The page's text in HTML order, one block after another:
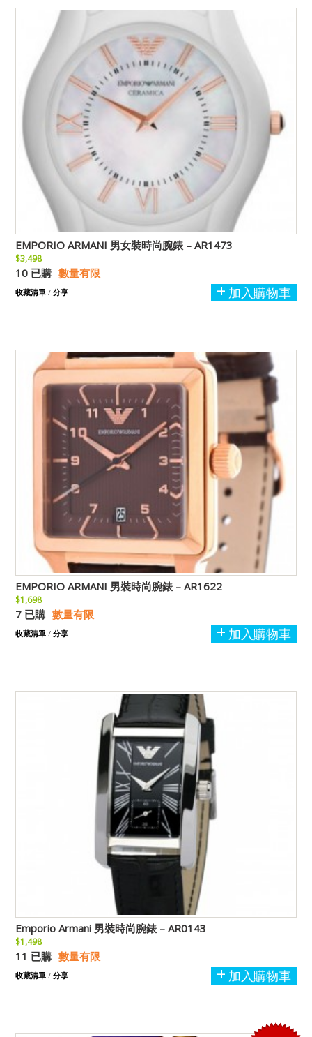
EMPORIO ARMANI 男女裝時尚腕錶 – AR1473
$3,498
10 已購 數量有限
加入購物車
收藏清單 / 分享
EMPORIO ARMANI 男裝時尚腕錶 – AR1622
$1,698
7 已購 數量有限
加入購物車
收藏清單 / 分享
Emporio Armani 男裝時尚腕錶 – AR0143
$1,498
11 已購 數量有限
加入購物車
收藏清單 / 分享